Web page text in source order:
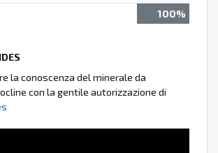
100%
la conoscenza del minerale da
con la gentile autorizzazione di